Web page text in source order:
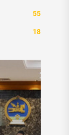
55
18